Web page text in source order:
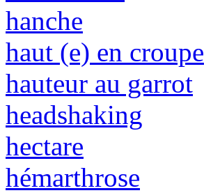
hanche
haut (e) en croupe
hauteur au garrot
headshaking
hectare
hémarthrose